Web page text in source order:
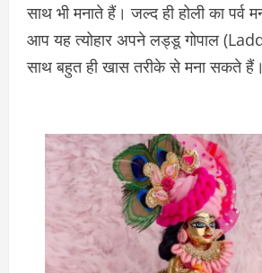
साथ भी मनाते हैं। जल्द ही होली का पर्व
आप यह त्योहार अपने लड्डू गोपाल
साथ बहुत ही खास तरीके से मना सकते हैं।